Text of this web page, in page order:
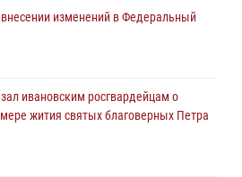
«Каникулы с Росгвардией»
Росгвардии задержаны
краж
изменений в Федеральный
ивановским росгвардейцам о
жития святых благоверных Петра